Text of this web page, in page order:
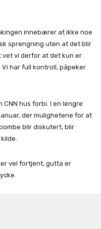
innebærer at ikke noe
sprengning uten at det blir
vi derfor at det kun er
har full kontroll, påpeker
hus forbi. I en lengre
der mulighetene for at
blir diskutert, blir
er vel fortjent, gutta er